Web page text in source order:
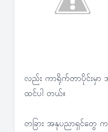
လည်း ကာရိုက်တာပိုင်းမှာ
ထင်ပါ တယ်။
တခြား အနုပညာရှင်တွ